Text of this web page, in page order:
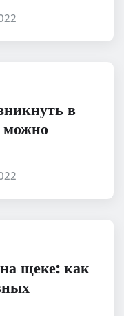
в
можно
щеке: как